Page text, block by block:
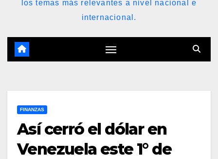
los temas más relevantes a nivel nacional e
internacional.
FINANZAS
Así cerró el dólar en
Venezuela este 1° de